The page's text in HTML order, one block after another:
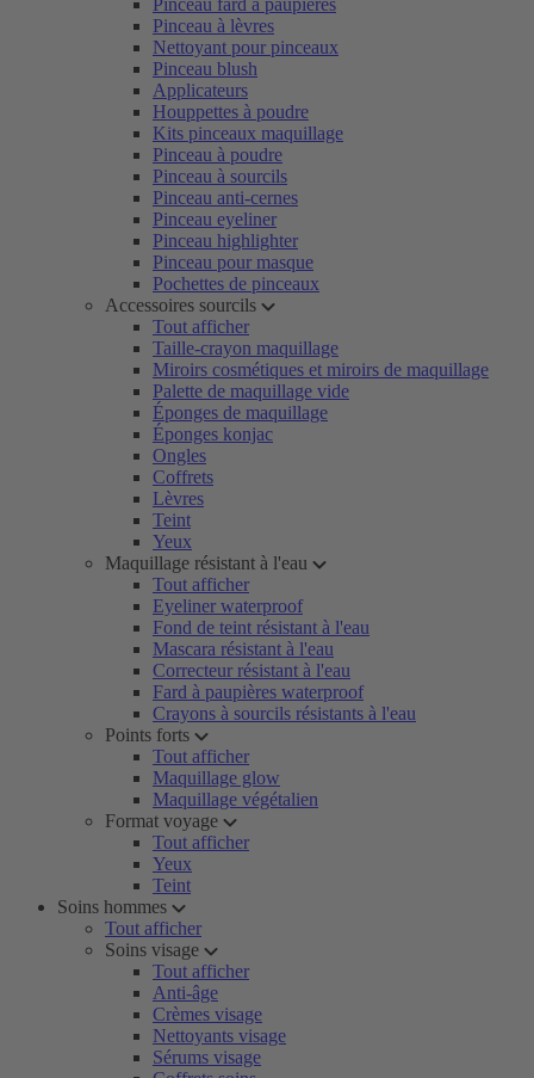
Pinceau fard à paupières
Pinceau à lèvres
Nettoyant pour pinceaux
Pinceau blush
Applicateurs
Houppettes à poudre
Kits pinceaux maquillage
Pinceau à poudre
Pinceau à sourcils
Pinceau anti-cernes
Pinceau eyeliner
Pinceau highlighter
Pinceau pour masque
Pochettes de pinceaux
Accessoires sourcils
Tout afficher
Taille-crayon maquillage
Miroirs cosmétiques et miroirs de maquillage
Palette de maquillage vide
Éponges de maquillage
Éponges konjac
Ongles
Coffrets
Lèvres
Teint
Yeux
Maquillage résistant à l'eau
Tout afficher
Eyeliner waterproof
Fond de teint résistant à l'eau
Mascara résistant à l'eau
Correcteur résistant à l'eau
Fard à paupières waterproof
Crayons à sourcils résistants à l'eau
Points forts
Tout afficher
Maquillage glow
Maquillage végétalien
Format voyage
Tout afficher
Yeux
Teint
Soins hommes
Tout afficher
Soins visage
Tout afficher
Anti-âge
Crèmes visage
Nettoyants visage
Sérums visage